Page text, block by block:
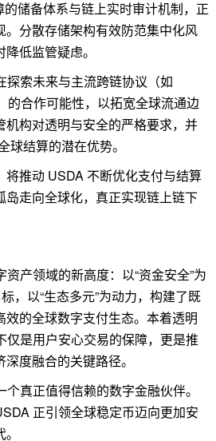
储备体系与链上实时审计机制，正
。分散存储架构有效防范集中化风
低监管疑虑。
探索未来与主流跨链协议（如
的合作可能性，以拓宽全球流通边
机构对透明与安全的严格要求，并
球结算的潜在优势。
推动 USDA 不断优化支付与结算
走向全球化，真正实现链上链下
产领域的新高度：以“资金安全”为
，以“生态多元”为动力，构建了既
的全球数字支付生态。本着透明
仅是用户安心交易的保障，更是推
度融合的关键路径。
真正值得信赖的数字金融伙伴。
正引领全球稳定币迈向更加安